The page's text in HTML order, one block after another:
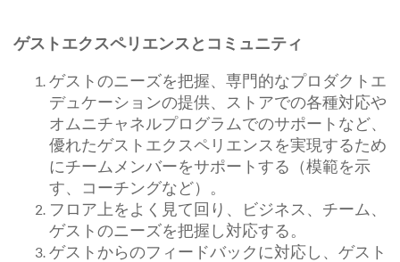
ゲストエクスペリエンスとコミュニティ
ゲストのニーズを把握、専門的なプロダクトエ
デュケーションの提供、ストアでの各種対応や
オムニチャネルプログラムでのサポートなど、
優れたゲストエクスペリエンスを実現するため
にチームメンバーをサポートする（模範を示
す、コーチングなど）。
フロア上をよく見て回り、ビジネス、チーム、
ゲストのニーズを把握し対応する。
ゲストからのフィードバックに対応し、ゲスト